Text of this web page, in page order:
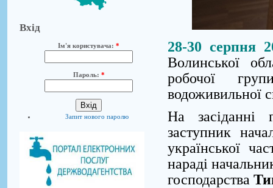
Вхід
Ім'я користувача: *
Пароль: *
Запит нового паролю
28-30 серпня
Волинської
робочої
водоживильної
На засіданні
заступник
української
нараді
господарства